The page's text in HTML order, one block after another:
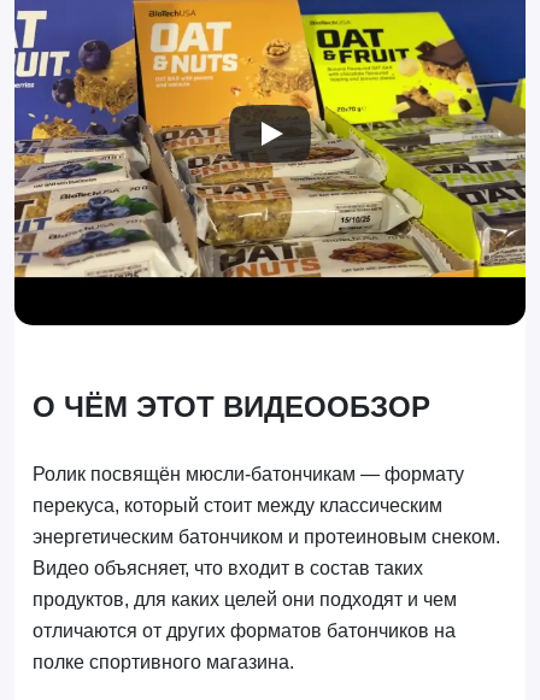
О ЧЁМ ЭТОТ ВИДЕООБЗОР
Ролик посвящён мюсли-батончикам — формату
перекуса, который стоит между классическим
энергетическим батончиком и протеиновым снеком.
Видео объясняет, что входит в состав таких
продуктов, для каких целей они подходят и чем
отличаются от других форматов батончиков на
полке спортивного магазина.